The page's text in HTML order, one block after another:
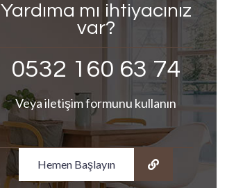
Yardıma mı ihtiyacınız
var?
0532 160 63 74
Veya iletişim formunu kullanın
Hemen Başlayın